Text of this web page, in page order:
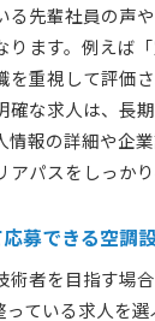
格取得を目指
求める理想の
で実現できる
者が重視する職
バランスに配慮
やすい空調設
設備求人選び
空調設備求人を
る先輩社員の声
ります。例えば
を重視して評価
確な求人は、長
情報の詳細や企
パスをしっかり
募できる空調
術者を目指す場
ている求人を